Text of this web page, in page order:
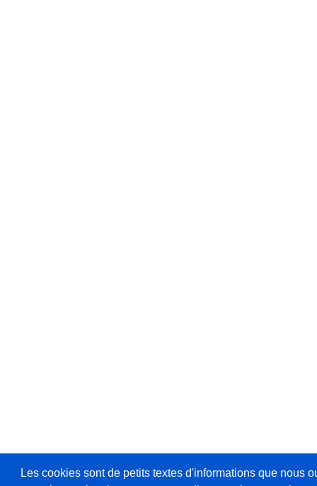
Les cookies sont de petits textes d'informations que nous